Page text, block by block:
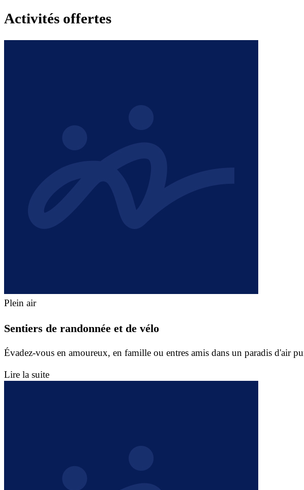
Activités offertes
Plein air
Sentiers de randonnée et de vélo
Évadez-vous en amoureux, en famille ou entres amis dans un paradis d'air
Lire la suite